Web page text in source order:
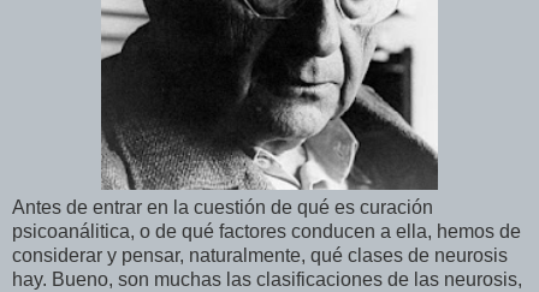
Antes de entrar en la cuestión de qué es curación
psicoanálitica, o de qué factores conducen a ella, hemos de
considerar y pensar, naturalmente, qué clases de neurosis
hay. Bueno, son muchas las clasificaciones de las neurosis,